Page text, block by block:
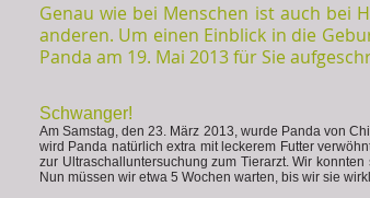
Genau wie bei Menschen ist auch bei
anderen. Um einen Einblick in die
Panda am 19. Mai 2013 für Sie
Schwanger!
Am Samstag, den 23. März 2013, wurde Panda von
wird Panda natürlich extra mit leckerem Futter
zur Ultraschalluntersuchung zum Tierarzt. Wir
Nun müssen wir etwa 5 Wochen warten, bis wir sie